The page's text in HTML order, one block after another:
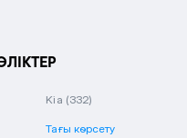
Kia (332)
Тағы көрсету